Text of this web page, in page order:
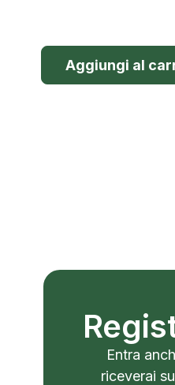
Aggiungi al
Entra
riceverai